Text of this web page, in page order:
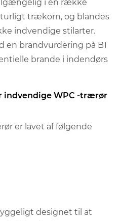
i en række
trækorn, og blandes
indvendige stilarter.
en brandvurdering på B1
brande i indendørs
indvendige WPC -trærør
er lavet af følgende
designet til at